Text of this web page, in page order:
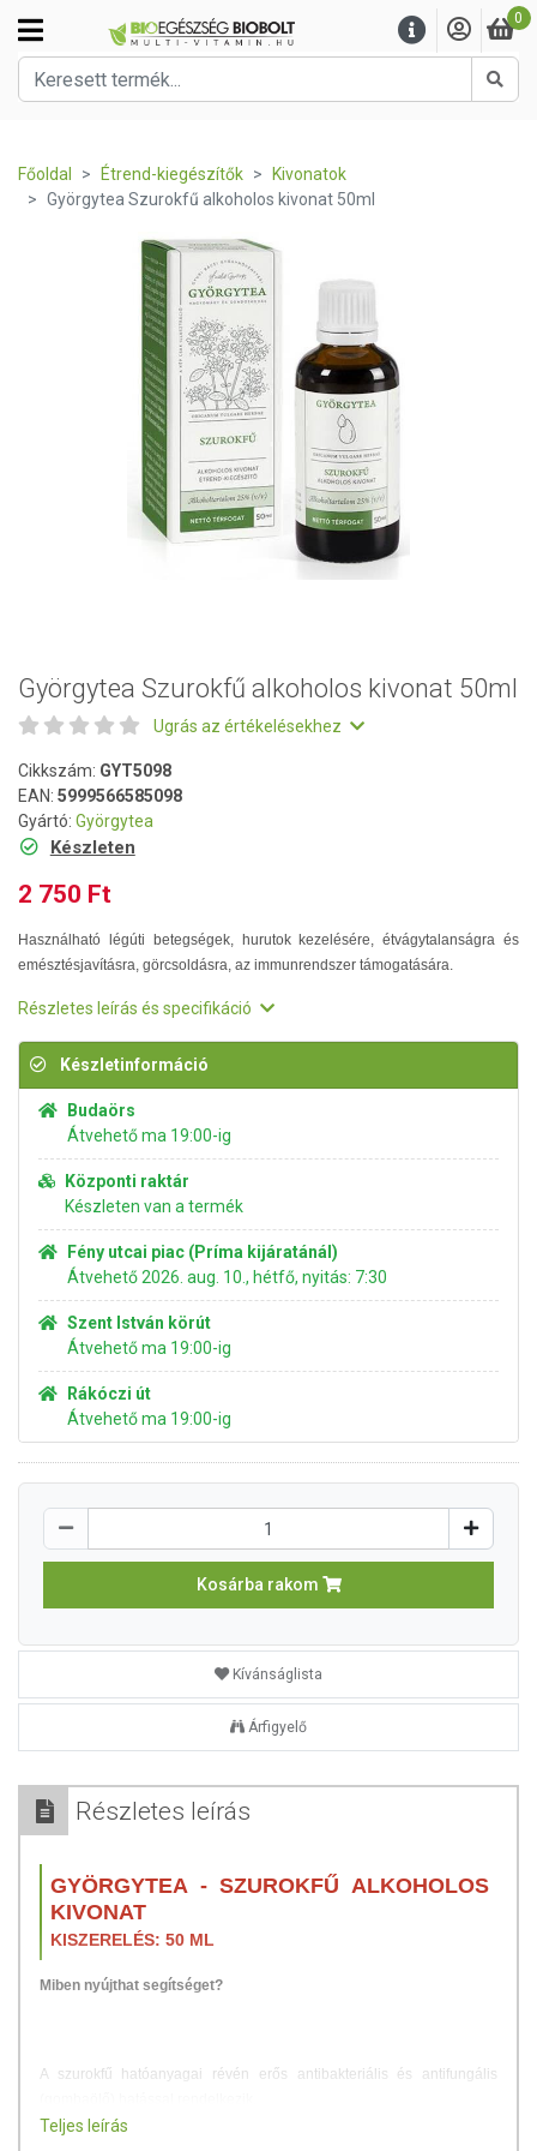
0
Főoldal Étrend-kiegészítők
Kivonatok
Györgytea Szurokfű alkoholos kivonat 50ml
Györgytea Szurokfű alkoholos kivonat 50ml
Ugrás az értékelésekhez
Cikkszám: GYT5098
EAN: 5999566585098
Gyártó: Györgytea
Készleten
2 750 Ft
Használható légúti betegségek, hurutok kezelésére, étvágytalanságra és
emésztésjavításra, görcsoldásra, az immunrendszer támogatására.
Részletes leírás és specifikáció
Készletinformáció
Budaörs
Átvehető ma 19:00-ig
Központi raktár
Készleten van a termék
Fény utcai piac (Príma kijáratánál)
Átvehető 2026. aug. 10., hétfő, nyitás: 7:30
Szent István körút
Átvehető ma 19:00-ig
Rákóczi út
Átvehető ma 19:00-ig
Kosárba rakom
Kívánságlista
Árfigyelő
Részletes leírás
GYÖRGYTEA - SZUROKFŰ ALKOHOLOS
KIVONAT
KISZERELÉS: 50 ML
Miben nyújthat segítséget?
A szurokfű hatóanyagai révén erős antibakteriális és antifungális
Teljes leírás